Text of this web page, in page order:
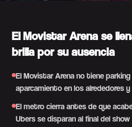
El Movistar Arena se
brilla por su ausencia
El Movistar Arena no tiene
aparcamiento en los alrededores y
El metro cierra antes de que
Ubers se disparan al final del show